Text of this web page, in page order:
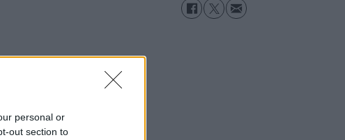
personal or
out section to